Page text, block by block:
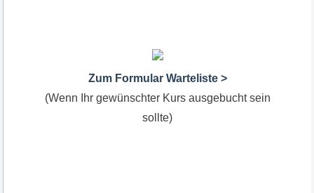
Zum Formular Warteliste >
(Wenn Ihr gewünschter Kurs ausgebucht sein
sollte)